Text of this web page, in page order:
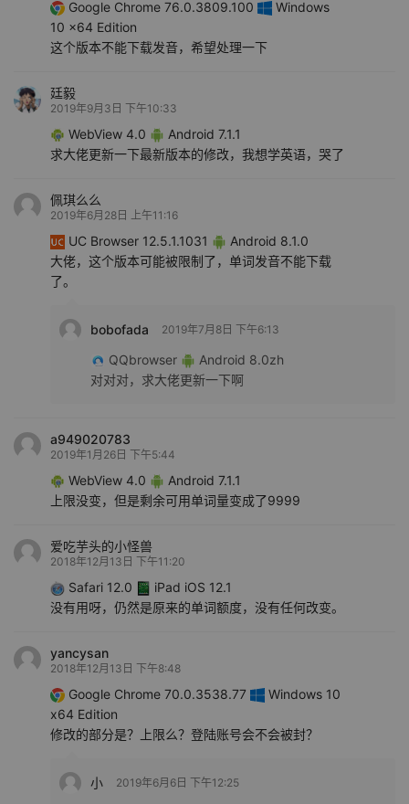
Google Chrome 76.0.3809.100
Windows
10 x64 Edition
这个版本不能下载发音，希望处理一下
廷毅
2019年9月3日 下午10:33
WebView 4.0
Android 7.1.1
求大佬更新一下最新版本的修改，我想学英语，哭了
佩琪么么
2019年6月28日 上午11:16
UC Browser 12.5.1.1031
Android 8.1.0
大佬，这个版本可能被限制了，单词发音不能下载
了。
bobofada 2019年7月8日 下午6:13
QQbrowser
Android 8.0zh
对对对，求大佬更新一下啊
a949020783
2019年1月26日 下午5:44
WebView 4.0
Android 7.1.1
上限没变，但是剩余可用单词量变成了9999
爱吃芋头的小怪兽
2018年12月13日 下午11:20
Safari 12.0
iPad iOS 12.1
没有用呀，仍然是原来的单词额度，没有任何改变。
yancysan
2018年12月13日 下午8:48
Google Chrome 70.0.3538.77
Windows 10
x64 Edition
修改的部分是？上限么？登陆账号会不会被封？
小 2019年6月6日 下午12:25